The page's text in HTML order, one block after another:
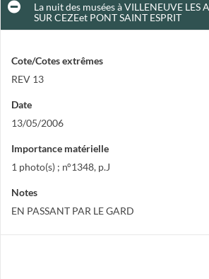
La nuit des musées à VILLENEUVE LES
SUR CEZEet PONT SAINT ESPRIT
Cote/Cotes extrêmes
REV 13
Date
13/05/2006
Importance matérielle
1 photo(s) ; n°1348, p.J
Notes
EN PASSANT PAR LE GARD